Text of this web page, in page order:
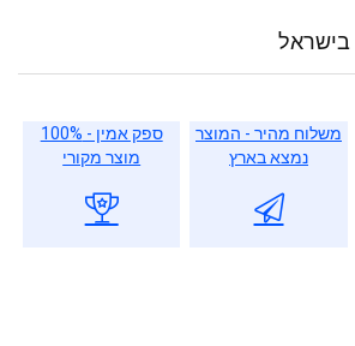
משלוח מהיר - המוצר
נמצא בארץ
ספק אמין - 100%
מוצר מקורי